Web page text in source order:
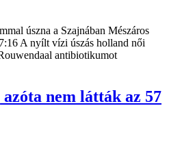
úszna a Szajnában Mészáros
A nyílt vízi úszás holland női
antibiotikumot
nem látták az 57